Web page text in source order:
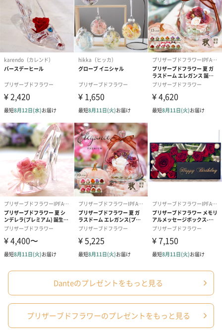
Danteのプレゼントをもっと見る
プリザーブドフラワーのプレゼントをもっと見る